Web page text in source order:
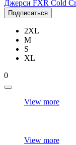
Джерси FXR Cold
Подписаться
2XL
M
S
XL
0
View more
View more